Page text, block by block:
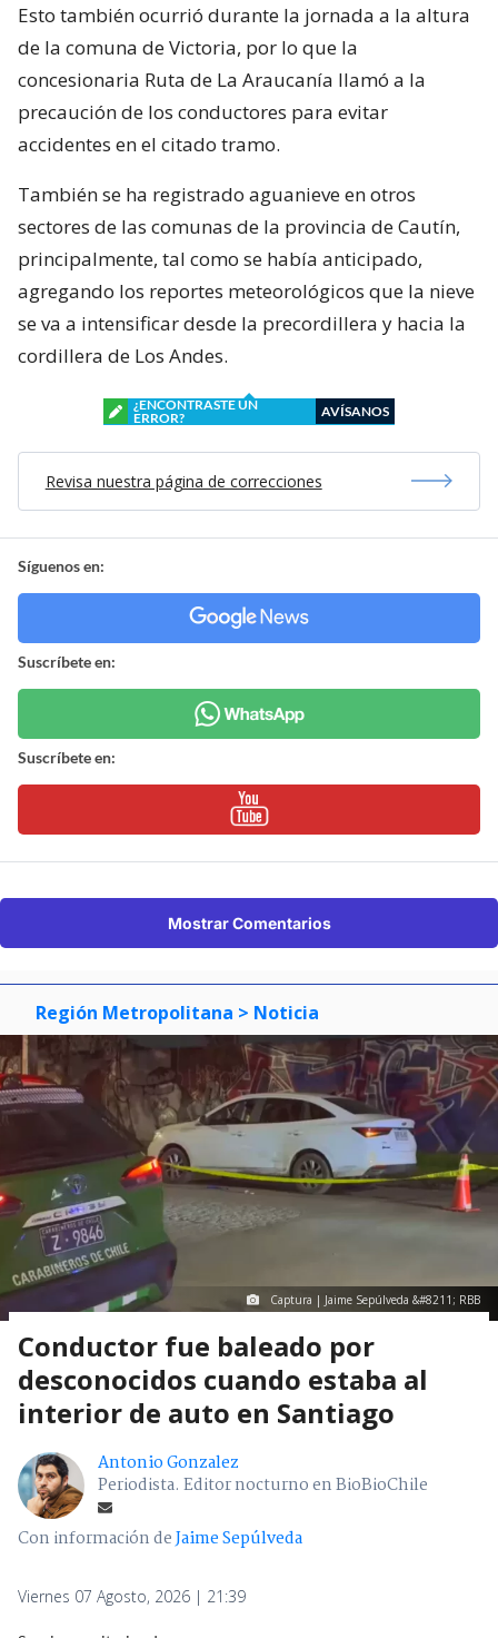
Esto también ocurrió durante la jornada a la altura
de la comuna de Victoria, por lo que la
concesionaria Ruta de La Araucanía llamó a la
precaución de los conductores para evitar
accidentes en el citado tramo.
También se ha registrado aguanieve en otros
sectores de las comunas de la provincia de Cautín,
principalmente, tal como se había anticipado,
agregando los reportes meteorológicos que la nieve
se va a intensificar desde la precordillera y hacia la
cordillera de Los Andes.
¿ENCONTRASTE UN
ERROR?
AVÍSANOS
Revisa nuestra página de correcciones
Síguenos en:
Suscríbete en:
Suscríbete en:
Mostrar Comentarios
Región Metropolitana > Noticia
Captura | Jaime Sepúlveda &#8211; RBB
Conductor fue baleado por
desconocidos cuando estaba al
interior de auto en Santiago
Antonio Gonzalez
Periodista. Editor nocturno en BioBioChile
Con información deJaime Sepúlveda
Viernes 07 Agosto, 2026 | 21:39